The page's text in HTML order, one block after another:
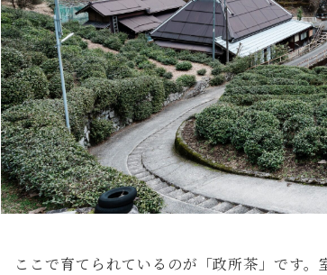
ここで育てられているのが「政所茶」です